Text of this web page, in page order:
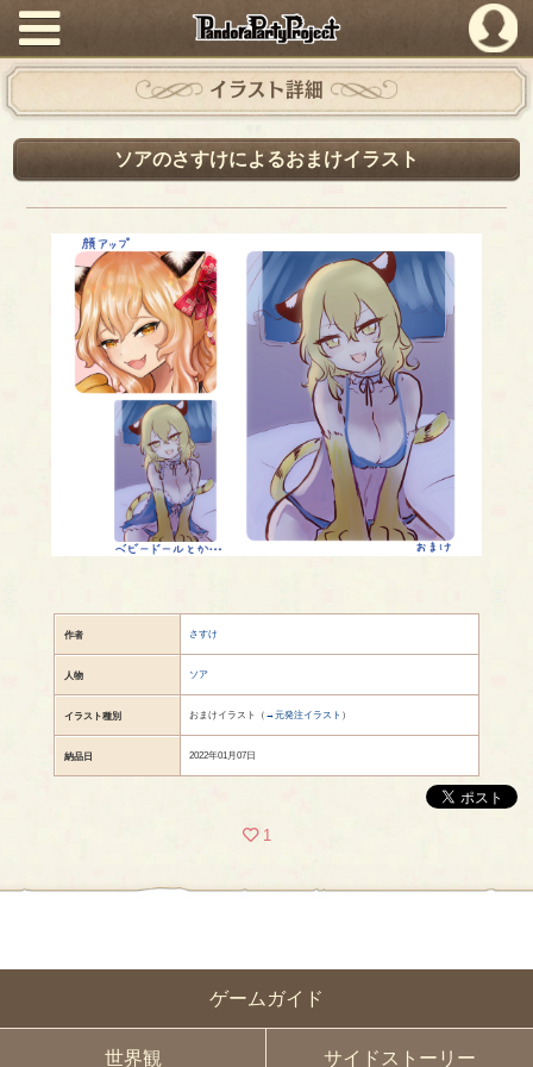
PandoraPartyProject
ゲームガイド
世界観 サイドストーリー
イラスト詳細
ソアのさすけによるおまけイラスト
作者 さすけ
人物 ソア
イラスト種別 おまけイラスト（ →元発注イラスト ）
納品日 2022年01月07日
1